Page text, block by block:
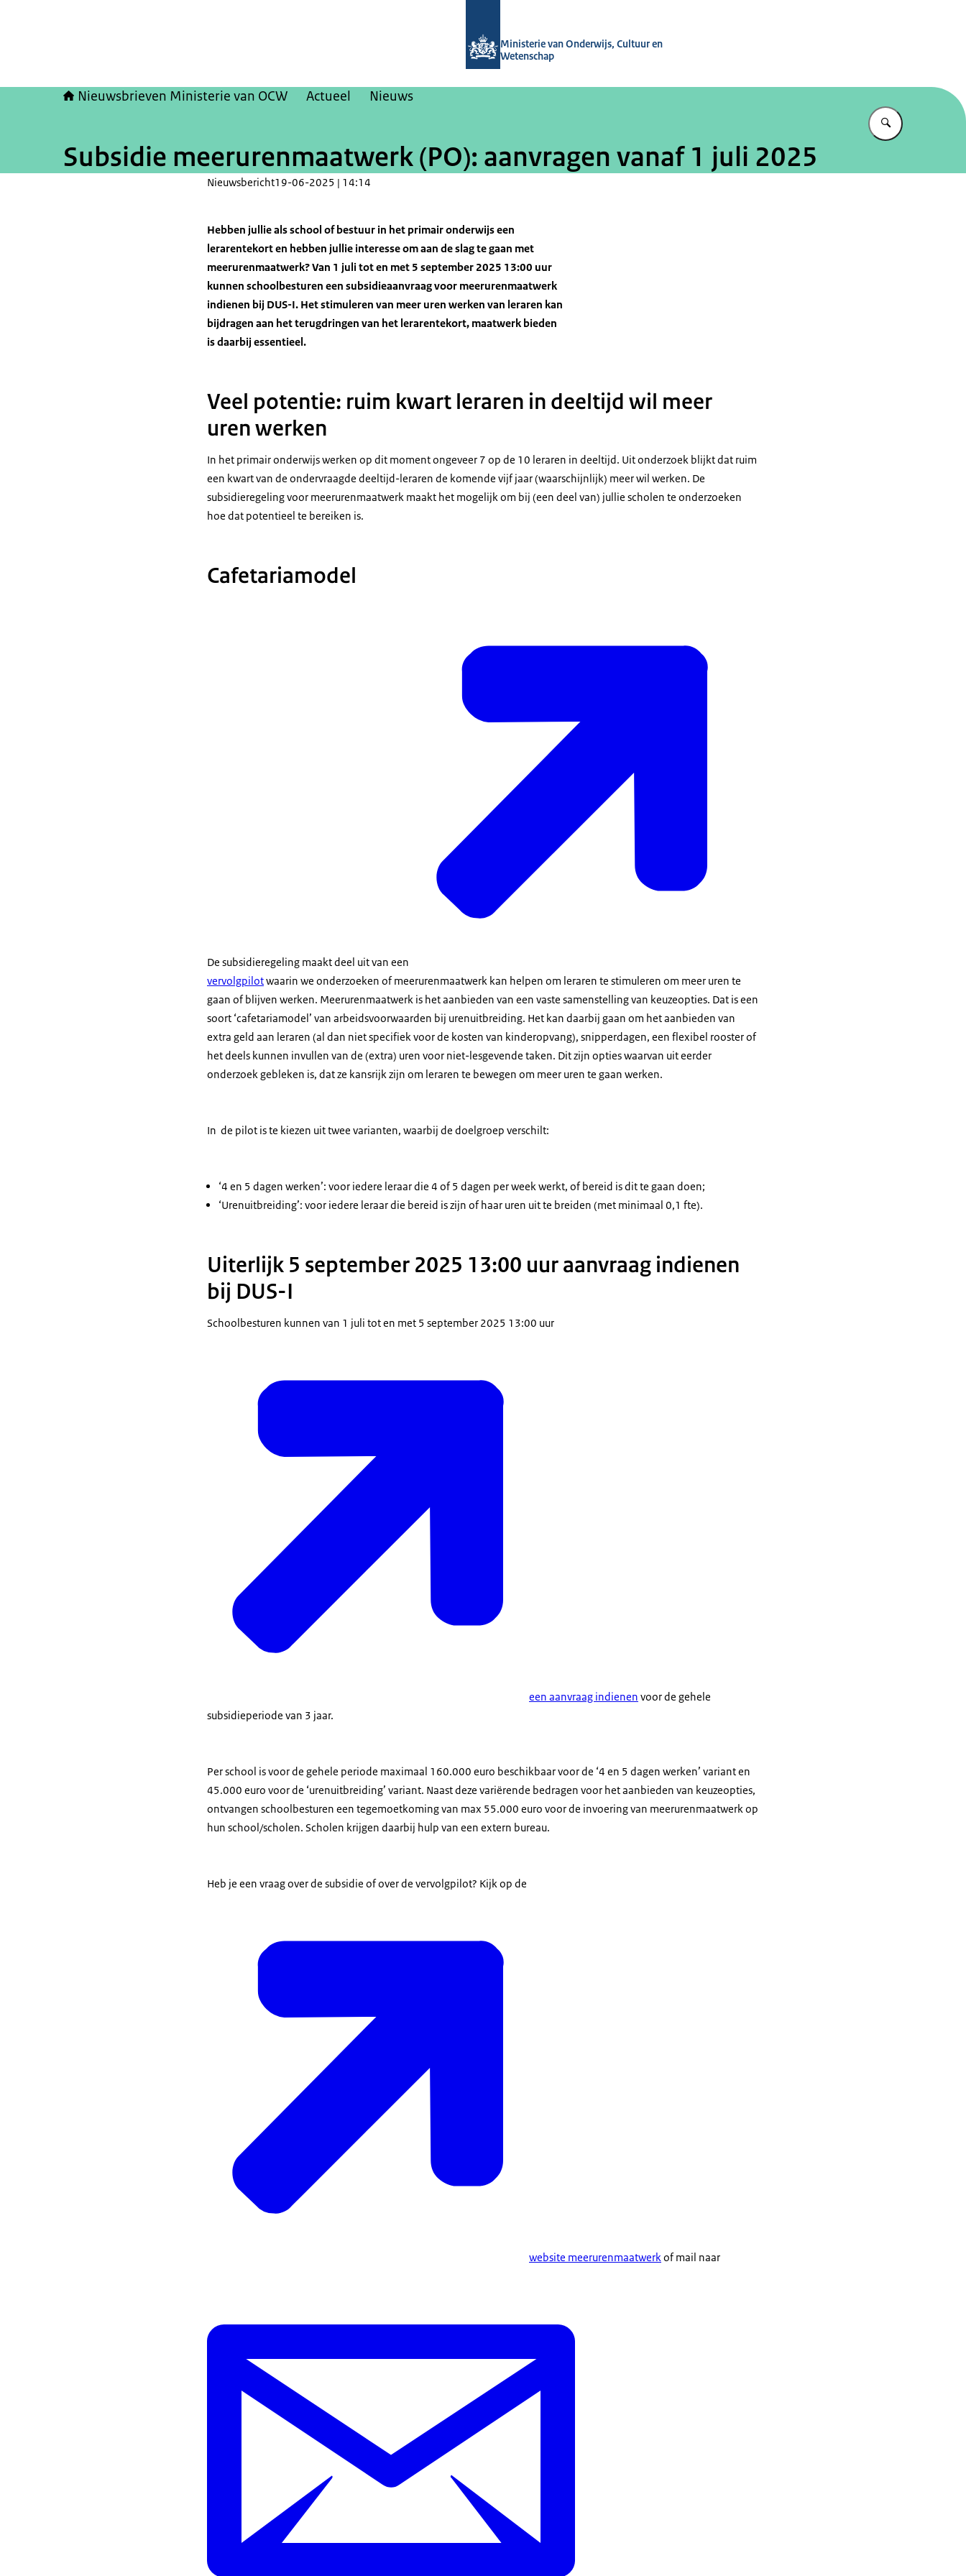
Ministerie van Onderwijs, Cultuur en
Wetenschap
Nieuwsbrieven Ministerie van OCW Actueel Nieuws
Vul in wat u
Subsidie meerurenmaatwerk (PO): aanvragen vanaf 1 juli 2025
Nieuwsbericht19-06-2025 | 14:14
Hebben jullie als school of bestuur in het primair onderwijs een
lerarentekort en hebben jullie interesse om aan de slag te gaan met
meerurenmaatwerk? Van 1 juli tot en met 5 september 2025 13:00 uur
kunnen schoolbesturen een subsidieaanvraag voor meerurenmaatwerk
indienen bij DUS-I. Het stimuleren van meer uren werken van leraren kan
bijdragen aan het terugdringen van het lerarentekort, maatwerk bieden
is daarbij essentieel.
Veel potentie: ruim kwart leraren in deeltijd wil meer
uren werken
In het primair onderwijs werken op dit moment ongeveer 7 op de 10 leraren in deeltijd. Uit onderzoek blijkt dat ruim
een kwart van de ondervraagde deeltijd-leraren de komende vijf jaar (waarschijnlijk) meer wil werken. De
subsidieregeling voor meerurenmaatwerk maakt het mogelijk om bij (een deel van) jullie scholen te onderzoeken
hoe dat potentieel te bereiken is.
Cafetariamodel
De subsidieregeling maakt deel uit van een
vervolgpilotwaarin we onderzoeken of meerurenmaatwerk kan helpen om leraren te stimuleren om meer uren te
gaan of blijven werken. Meerurenmaatwerk is het aanbieden van een vaste samenstelling van keuzeopties. Dat is een
soort ‘cafetariamodel’ van arbeidsvoorwaarden bij urenuitbreiding. Het kan daarbij gaan om het aanbieden van
extra geld aan leraren (al dan niet specifiek voor de kosten van kinderopvang), snipperdagen, een flexibel rooster of
het deels kunnen invullen van de (extra) uren voor niet-lesgevende taken. Dit zijn opties waarvan uit eerder
onderzoek gebleken is, dat ze kansrijk zijn om leraren te bewegen om meer uren te gaan werken.
In de pilot is te kiezen uit twee varianten, waarbij de doelgroep verschilt:
‘4 en 5 dagen werken’: voor iedere leraar die 4 of 5 dagen per week werkt, of bereid is dit te gaan doen;
‘Urenuitbreiding’: voor iedere leraar die bereid is zijn of haar uren uit te breiden (met minimaal 0,1 fte).
Uiterlijk 5 september 2025 13:00 uur aanvraag indienen
bij DUS-I
Schoolbesturen kunnen van 1 juli tot en met 5 september 2025 13:00 uur
een aanvraag indienen voor de gehele
subsidieperiode van 3 jaar.
Per school is voor de gehele periode maximaal 160.000 euro beschikbaar voor de ‘4 en 5 dagen werken’ variant en
45.000 euro voor de ‘urenuitbreiding’ variant. Naast deze variërende bedragen voor het aanbieden van keuzeopties,
ontvangen schoolbesturen een tegemoetkoming van max 55.000 euro voor de invoering van meerurenmaatwerk op
hun school/scholen. Scholen krijgen daarbij hulp van een extern bureau.
Heb je een vraag over de subsidie of over de vervolgpilot? Kijk op de
website meerurenmaatwerkof mail naar